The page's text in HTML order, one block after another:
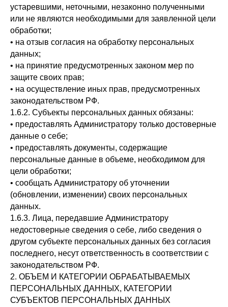
устаревшими, неточными, незаконно полученными
или не являются необходимыми для заявленной цели
обработки;
• на отзыв согласия на обработку персональных
данных;
• на принятие предусмотренных законом мер по
защите своих прав;
• на осуществление иных прав, предусмотренных
законодательством РФ.
1.6.2. Субъекты персональных данных обязаны:
• предоставлять Администратору только достоверные
данные о себе;
• предоставлять документы, содержащие
персональные данные в объеме, необходимом для
цели обработки;
• сообщать Администратору об уточнении
(обновлении, изменении) своих персональных
данных.
1.6.3. Лица, передавшие Администратору
недостоверные сведения о себе, либо сведения о
другом субъекте персональных данных без согласия
последнего, несут ответственность в соответствии с
законодательством РФ.
2. ОБЪЕМ И КАТЕГОРИИ ОБРАБАТЫВАЕМЫХ
ПЕРСОНАЛЬНЫХ ДАННЫХ, КАТЕГОРИИ
СУБЪЕКТОВ ПЕРСОНАЛЬНЫХ ДАННЫХ